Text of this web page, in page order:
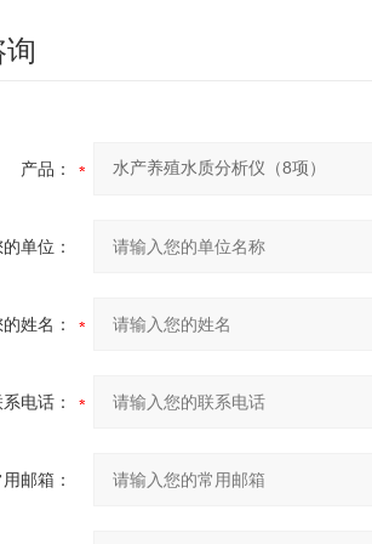
产品：
单位：
姓名：
电话：
邮箱：